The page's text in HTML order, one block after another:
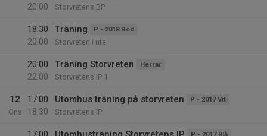
20:00
Storvretens BP
18:30
20:00
Träning P - 2018 Röd
Storvreten i ute
20:00
22:00
Träning Storvreten Herrar
Storvretens IP 1
12
Ons
17:00
18:30
Utomhus träning på storvreten P - 2017 Vit
Storvretens IP